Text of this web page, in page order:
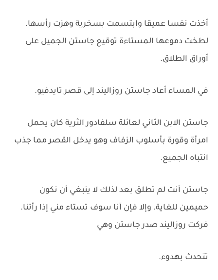
أخذت نفسا عميقا وابتسمت بسخرية وهزت رأسها.
لطخت دموعها المستاءة توقيع جاستن الجميل على
أوراق الطلاق.
في المساء أعاد جاستن روزاليند إلى قصر تايدفيو.
جاستن الابن الثاني لعائلة سلفادور الثرية كان يحمل
امرأة وقورة بأسلوب الزفاف وهو يدخل القصر مما جذب
انتباه الجميع.
جاستن أنت لم تطلق بعد لذلك لا ينبغي أن نكون
حميمين للغاية. وإلا فإن آنا سوف تستاء مني إذا رأتنا.
فركت روزاليند صدر جاستن وهي
تتحدث بهدوء.